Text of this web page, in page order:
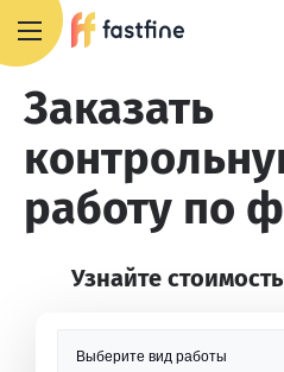
Заказать
работу по
Узнайте